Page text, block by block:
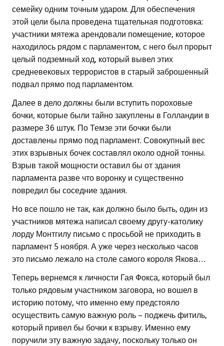
семейку одним точным ударом. Для обеспечения
этой цели была проведена тщательная подготовка:
участники мятежа арендовали помещение, которое
находилось рядом с парламентом, с него был прорыт
целый подземный ход, который вывел этих
средневековых террористов в старый заброшенный
подвал прямо под парламентом.
Далее в дело должны были вступить пороховые
бочки, которые были тайно закуплены в Голландии в
размере 36 штук. По Темзе эти бочки были
доставлены прямо под парламент. Совокупный вес
этих взрывных бочек составлял около одной тонны.
Взрыв такой мощности оставил бы от здания
парламента разве что воронку и существенно
повредил бы соседние здания.
Но все пошло не так, как должно было быть, один из
участников мятежа написал своему другу-католику
лорду Монтгилу письмо с просьбой не приходить в
парламент 5 ноября. А уже через несколько часов
это письмо лежало на столе самого короля Якова…
Теперь вернемся к личности Гая Фокса, который был
только рядовым участником заговора, но вошел в
историю потому, что именно ему предстояло
осуществить самую важную роль – поджечь фитиль,
который привел бы бочки к взрыву. Именно ему
поручили эту важную задачу, поскольку только он